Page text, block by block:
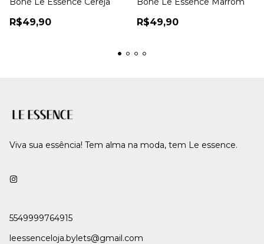
R$49,90 R$49,90
Viva sua essência! Tem alma na moda, tem Le essence.
5549999764915
leessenceloja.bylets@gmail.com